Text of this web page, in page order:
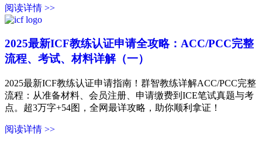
阅读详情 >>
2025最新ICF教练认证申请全攻略：ACC/PCC完整
流程、考试、材料详解（一）
2025最新ICF教练认证申请指南！群智教练详解ACC/PCC完整
流程：从准备材料、会员注册、申请缴费到ICE笔试真题与考
点。超3万字+54图，全网最详攻略，助你顺利拿证！
阅读详情 >>